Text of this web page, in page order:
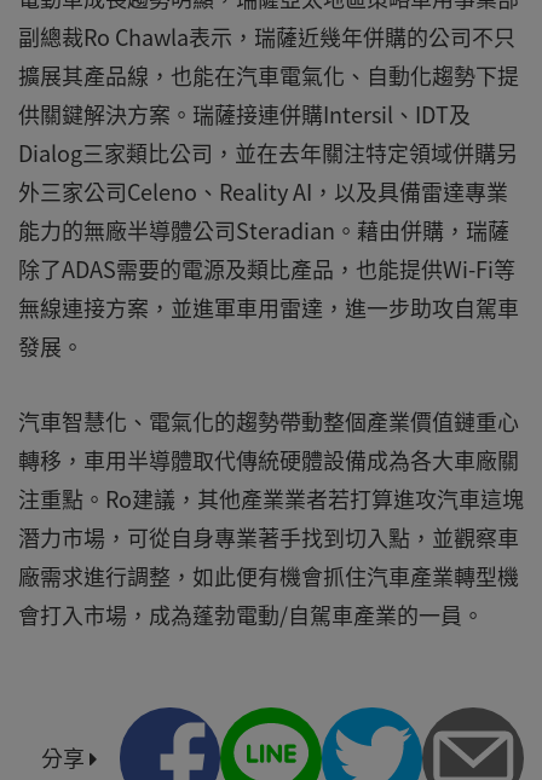
副總裁Ro Chawla表示，瑞薩近幾年併購的公司不只
擴展其產品線，也能在汽車電氣化、自動化趨勢下提
供關鍵解決方案。瑞薩接連併購Intersil、IDT及
Dialog三家類比公司，並在去年關注特定領域併購另
外三家公司Celeno、Reality AI，以及具備雷達專業
能力的無廠半導體公司Steradian。藉由併購，瑞薩
除了ADAS需要的電源及類比產品，也能提供Wi-Fi等
無線連接方案，並進軍車用雷達，進一步助攻自駕車
發展。
汽車智慧化、電氣化的趨勢帶動整個產業價值鏈重心
轉移，車用半導體取代傳統硬體設備成為各大車廠關
注重點。Ro建議，其他產業業者若打算進攻汽車這塊
潛力市場，可從自身專業著手找到切入點，並觀察車
廠需求進行調整，如此便有機會抓住汽車產業轉型機
會打入市場，成為蓬勃電動/自駕車產業的一員。
分享